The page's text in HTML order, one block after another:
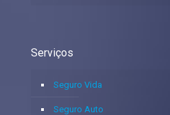
Serviços
Seguro Vida
Seguro Auto